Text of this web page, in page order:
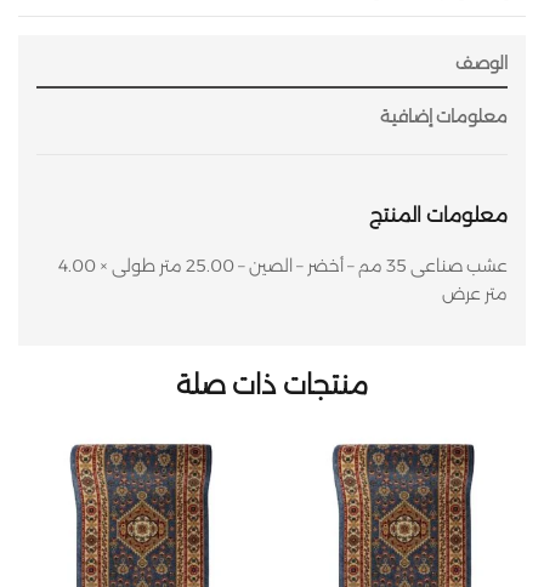
الوصف
معلومات إضافية
معلومات المنتج
عشب صناعى 35 مم – أخضر – الصين – 25.00 متر طولى × 4.00
متر عرض
منتجات ذات صلة